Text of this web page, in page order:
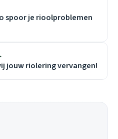
spoor je rioolproblemen
jouw riolering vervangen!